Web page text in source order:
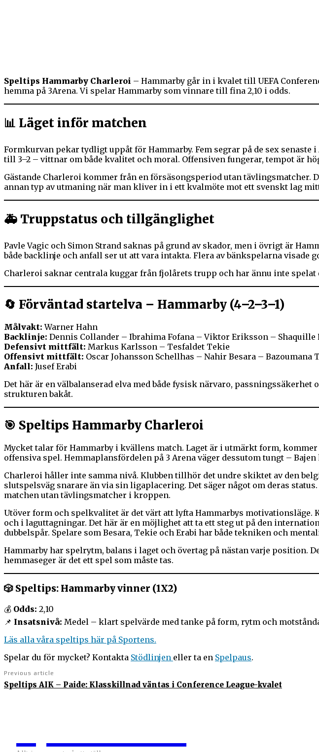
Speltips Hammarby Charleroi – Hammarby går in i kvalet till UEFA
hemma på 3Arena. Vi spelar Hammarby som vinnare till fina 2,10 i odds.
📊 Läget inför matchen
Formkurvan pekar tydligt uppåt för Hammarby. Fem segrar på de sex
till 3–2 – vittnar om både kvalitet och moral. Offensiven fungerar, tempot är
Gästande Charleroi kommer från en försäsongsperiod utan
annan typ av utmaning när man kliver in i ett kvalmöte mot ett svenskt lag
🚑 Truppstatus och tillgänglighet
Pavle Vagic och Simon Strand saknas på grund av skador, men i övrigt är
både backlinje och anfall ser ut att vara intakta. Flera av bänkspelarna visade
Charleroi saknar centrala kuggar från fjolårets trupp och har ännu inte
🔄 Förväntad startelva – Hammarby (4–2–3–1)
Målvakt: Warner Hahn
Backlinje: Dennis Collander – Ibrahima Fofana – Viktor Eriksson – Shaquille
Defensivt mittfält: Markus Karlsson – Tesfaldet Tekie
Offensivt mittfält: Oscar Johansson Schellhas – Nahir Besara – Bazoumana
Anfall: Jusef Erabi
Det här är en välbalanserad elva med både fysisk närvaro,
strukturen bakåt.
🎯 Speltips Hammarby Charleroi
Mycket talar för Hammarby i kvällens match. Laget är i utmärkt form,
offensiva spel. Hemmaplansfördelen på 3 Arena väger dessutom tungt –
Charleroi håller inte samma nivå. Klubben tillhör det undre skiktet av den
slutspelsväg snarare än via sin ligaplacering. Det säger något om deras
matchen utan tävlingsmatcher i kroppen.
Utöver form och spelkvalitet är det värt att lyfta Hammarbys
och i laguttagningar. Det här är en möjlighet att ta ett steg ut på den
dubbelspår. Spelare som Besara, Tekie och Erabi har både tekniken och
Hammarby har spelrytm, balans i laget och övertag på nästan varje position.
hemmaseger är det ett spel som måste tas.
🎲 Speltips: Hammarby vinner (1X2)
💰 Odds: 2,10
📌 Insatsnivå: Medel – klart spelvärde med tanke på form, rytm och
Läs alla våra speltips här på Sportens.
Spelar du för mycket? Kontakta Stödlinjen eller ta en Spelpaus.
Previous article
Speltips AIK – Paide: Klasskillnad väntas i Conference League-kvalet